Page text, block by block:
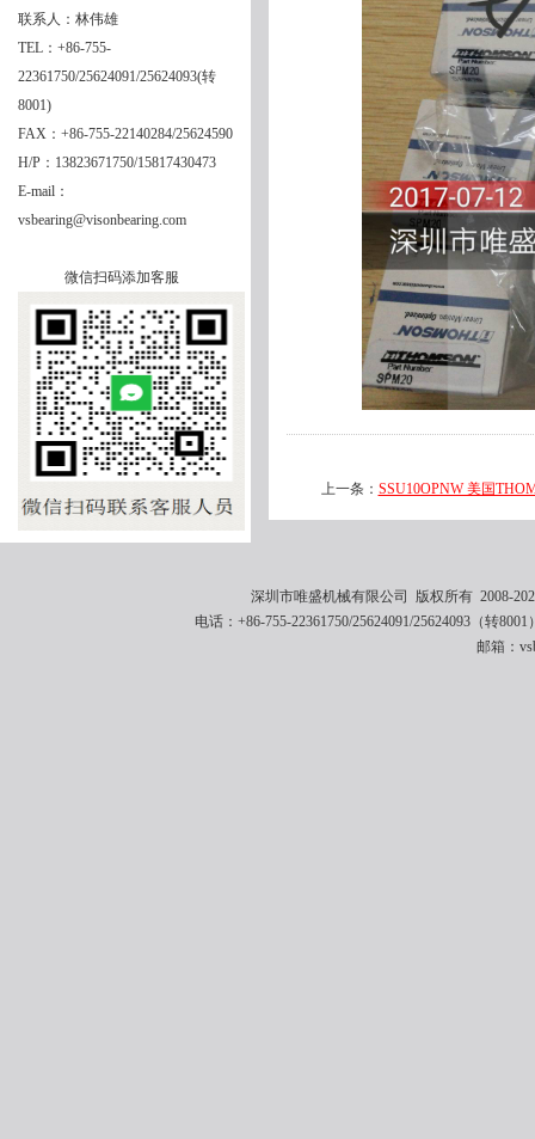
联系人：林伟雄
TEL：+86-755-
22361750/25624091/25624093(转
8001)
FAX：+86-755-22140284/25624590
H/P：13823671750/15817430473
E-mail：
vsbearing@visonbearing.com
微信扫码添加客服
上一条： SSU10OPNW 美国
深圳市唯盛机械有限公司 版权所有 2008-
电话：+86-755-22361750/25624091/25624093（转
邮箱：